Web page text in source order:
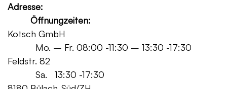
Adresse:
Öffnungzeiten:
Kotsch GmbH
Mo. – Fr. 08:00 -11:30 – 13:30 -17:30
Feldstr. 82
Sa. 13:30 -17:30